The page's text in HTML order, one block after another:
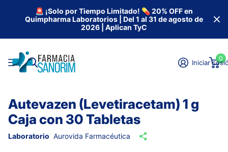
🚨 ¡Solo por Tiempo Limitado! 💊 20% OFF en
Quimpharma Laboratorios | Del 1 al 31 de agosto de
2026 | Aplican TyC
Iniciar
0
Autevazen (Levetiracetam) 1 g
Caja con 30 Tabletas
Laboratorio Aurovida Farmacéutica